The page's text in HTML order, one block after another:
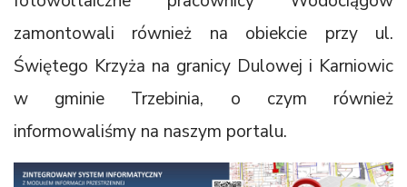
zamontowali również na obiekcie przy ul.
Świętego Krzyża na granicy Dulowej i Karniowic
w gminie Trzebinia, o czym również
informowaliśmy na naszym portalu.